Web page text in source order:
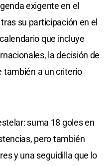
exigente en el
su participación en el
que incluye
la decisión de
también a un criterio
suma 18 goles en
pero también
y una seguidilla que lo